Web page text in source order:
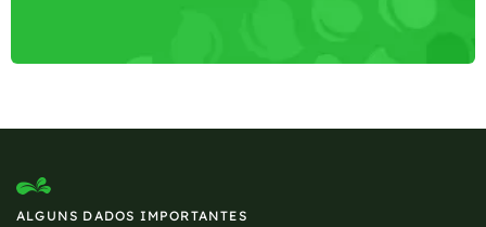
ALGUNS DADOS IMPORTANTES